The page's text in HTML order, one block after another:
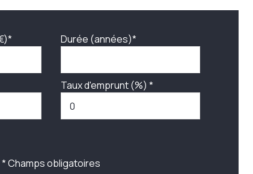
Durée (années)*
Taux d'emprunt (%) *
* Champs obligatoires